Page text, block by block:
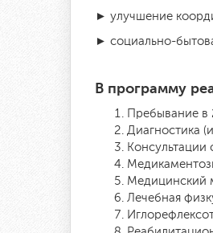
► улучшение
► социально-
В программу
Пребывание в
Диагностика
Консультации
Медицинский
Лечебная